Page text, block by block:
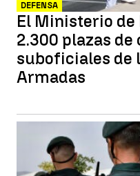
DEFENSA
El Ministerio
2.300 plazas
suboficiales de
Armadas